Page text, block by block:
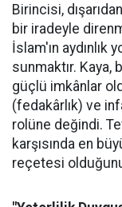
Birincisi,
bir iradeyle
İslam'ın aydınlık
sunmaktır. Kaya,
güçlü imkânlar
(fedakârlık) ve
rolüne değindi.
karşısında en
reçetesi